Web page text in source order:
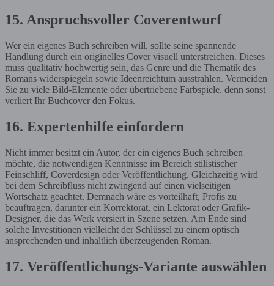
15. Anspruchsvoller Coverentwurf
Wer ein eigenes Buch schreiben will, sollte seine spannende
Handlung durch ein originelles Cover visuell unterstreichen. Dieses
muss qualitativ hochwertig sein, das Genre und die Thematik des
Romans widerspiegeln sowie Ideenreichtum ausstrahlen. Vermeiden
Sie zu viele Bild-Elemente oder übertriebene Farbspiele, denn sonst
verliert Ihr Buchcover den Fokus.
16. Expertenhilfe einfordern
Nicht immer besitzt ein Autor, der ein eigenes Buch schreiben
möchte, die notwendigen Kenntnisse im Bereich stilistischer
Feinschliff, Coverdesign oder Veröffentlichung. Gleichzeitig wird
bei dem Schreibfluss nicht zwingend auf einen vielseitigen
Wortschatz geachtet. Demnach wäre es vorteilhaft, Profis zu
beauftragen, darunter ein Korrektorat, ein Lektorat oder Grafik-
Designer, die das Werk versiert in Szene setzen. Am Ende sind
solche Investitionen vielleicht der Schlüssel zu einem optisch
ansprechenden und inhaltlich überzeugenden Roman.
17. Veröffentlichungs-Variante auswählen